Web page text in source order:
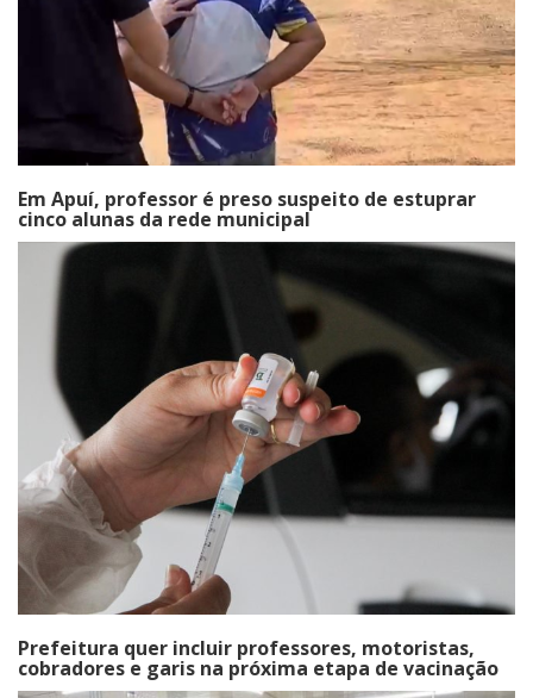
Em Apuí, professor é preso suspeito de estuprar
cinco alunas da rede municipal
Prefeitura quer incluir professores, motoristas,
cobradores e garis na próxima etapa de vacinação